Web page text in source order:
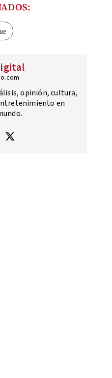
opinión, cultura,
en